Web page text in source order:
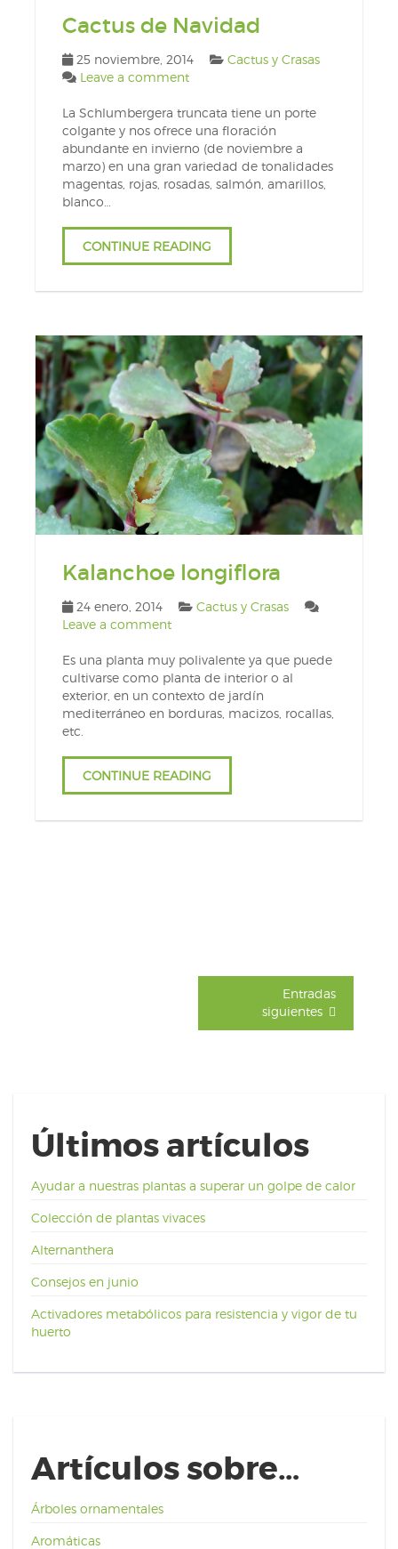
Cactus de Navidad
25 noviembre, 2014
Cactus y Crasas
Leave a comment
La Schlumbergera truncata tiene un porte
colgante y nos ofrece una floración
abundante en invierno (de noviembre a
marzo) en una gran variedad de tonalidades
magentas, rojas, rosadas, salmón, amarillos,
blanco…
CONTINUE READING
Kalanchoe longiflora
24 enero, 2014
Cactus y Crasas
Leave a comment
Es una planta muy polivalente ya que puede
cultivarse como planta de interior o al
exterior, en un contexto de jardín
mediterráneo en borduras, macizos, rocallas,
etc.
CONTINUE READING
Entradas
siguientes
Últimos artículos
Ayudar a nuestras plantas a superar un golpe de calor
Colección de plantas vivaces
Alternanthera
Consejos en junio
Activadores metabólicos para resistencia y vigor de tu
huerto
Artículos sobre…
Árboles ornamentales
Aromáticas